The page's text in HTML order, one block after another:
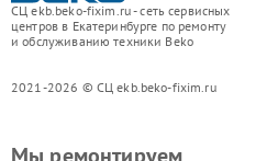
СЦ ekb.beko-fixim.ru - сеть сервисных
центров в Екатеринбурге по ремонту
и обслуживанию техники Beko
2021-2026 © СЦ ekb.beko-fixim.ru
Мы ремонтируем